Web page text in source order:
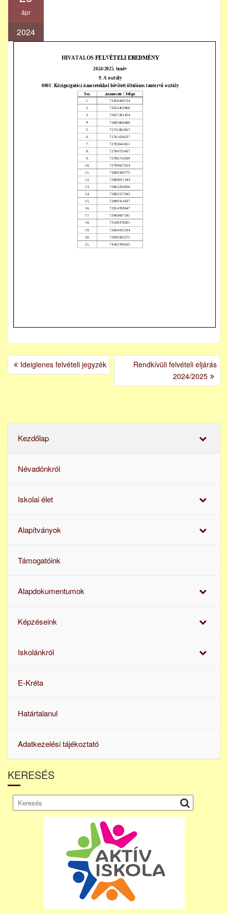
ápr
2024
BEJEGYZÉS
NAVIGÁCIÓ
Ideiglenes felvételi jegyzék
Rendkívüli felvételi eljárás
2024/2025
Kezdőlap
Névadónkról
Iskolai élet
Alapítványok
Támogatóink
Alapdokumentumok
Képzéseink
Iskolánkról
E-Kréta
Határtalanul
Adatkezelési tájékoztató
KERESÉS